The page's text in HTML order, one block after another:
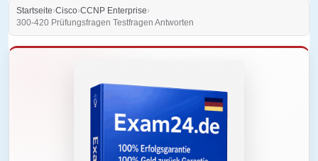
Startseite›Cisco›CCNP Enterprise›
300-420 Prüfungsfragen Testfragen Antworten